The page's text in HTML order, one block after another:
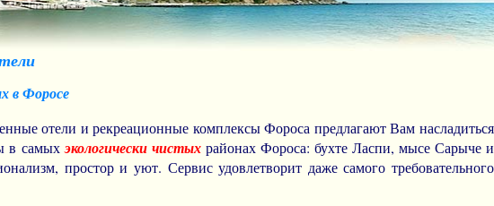
в Форосе
отели и рекреационные комплексы Фороса предлагают Вам насладиться
в самыхэкологически чистыхрайонах Фороса: бухте Ласпи, мысе Сарыче и
простор и уют. Сервис удовлетворит даже самого требовательного